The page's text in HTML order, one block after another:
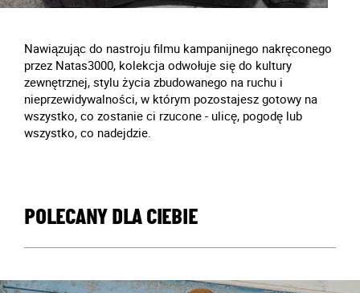
Nawiązując do nastroju filmu kampanijnego nakręconego
przez Natas3000, kolekcja odwołuje się do kultury
zewnętrznej, stylu życia zbudowanego na ruchu i
nieprzewidywalności, w którym pozostajesz gotowy na
wszystko, co zostanie ci rzucone - ulicę, pogodę lub
wszystko, co nadejdzie.
POLECANY DLA CIEBIE